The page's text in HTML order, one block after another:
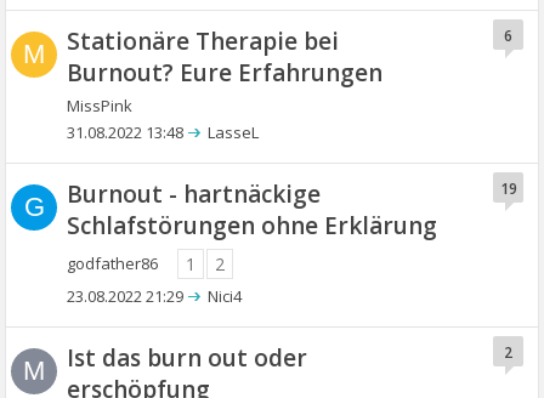
M
Stationäre Therapie bei
Burnout? Eure Erfahrungen
MissPink
6
31.08.2022 13:48 LasseL
G
Burnout - hartnäckige
Schlafstörungen ohne Erklärung
godfather86 1 2
19
23.08.2022 21:29 Nici4
M
Ist das burn out oder
erschöpfung
2